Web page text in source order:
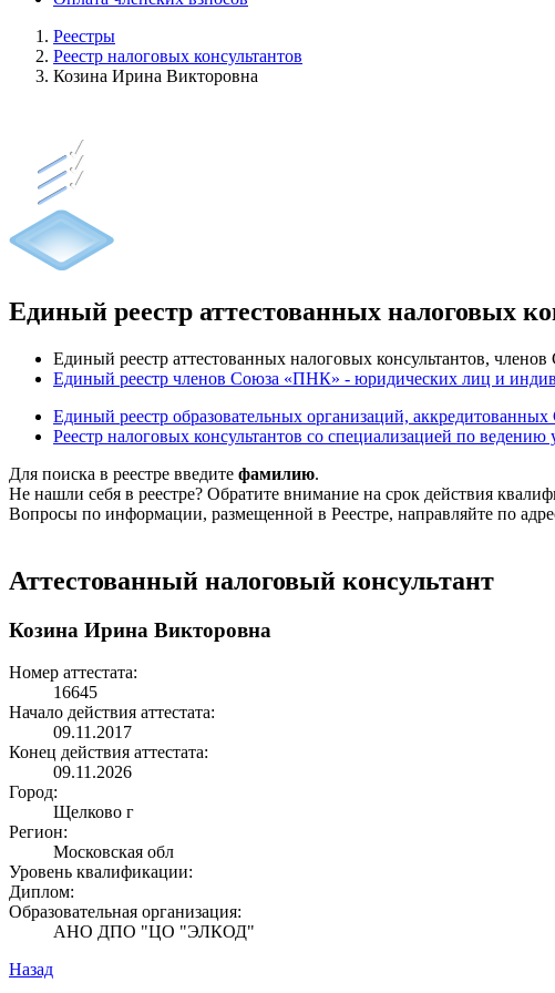
Реестры
Реестр налоговых консультантов
Козина Ирина Викторовна
Единый реестр аттестованных налоговых
Единый реестр аттестованных налоговых консультантов,
Единый реестр членов Союза «ПНК» - юридических лиц и
Единый реестр образовательных организаций,
Реестр налоговых консультантов со специализацией по
Для поиска в реестре введите фамилию.
Не нашли себя в реестре? Обратите внимание на срок действия
Вопросы по информации, размещенной в Реестре, направляйте по
Аттестованный налоговый консультант
Козина Ирина Викторовна
Номер аттестата:
16645
Начало действия аттестата:
09.11.2017
Конец действия аттестата:
09.11.2026
Город:
Щелково г
Регион:
Московская обл
Уровень квалификации:
Диплом:
Образовательная организация:
АНО ДПО "ЦО "ЭЛКОД"
Назад